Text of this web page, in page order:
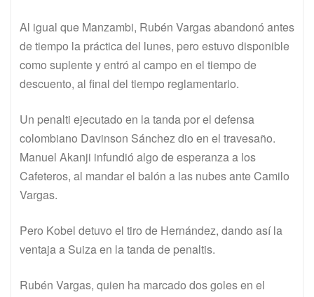
Al igual que Manzambi, Rubén Vargas abandonó antes
de tiempo la práctica del lunes, pero estuvo disponible
como suplente y entró al campo en el tiempo de
descuento, al final del tiempo reglamentario.
Un penalti ejecutado en la tanda por el defensa
colombiano Davinson Sánchez dio en el travesaño.
Manuel Akanji infundió algo de esperanza a los
Cafeteros, al mandar el balón a las nubes ante Camilo
Vargas.
Pero Kobel detuvo el tiro de Hernández, dando así la
ventaja a Suiza en la tanda de penaltis.
Rubén Vargas, quien ha marcado dos goles en el